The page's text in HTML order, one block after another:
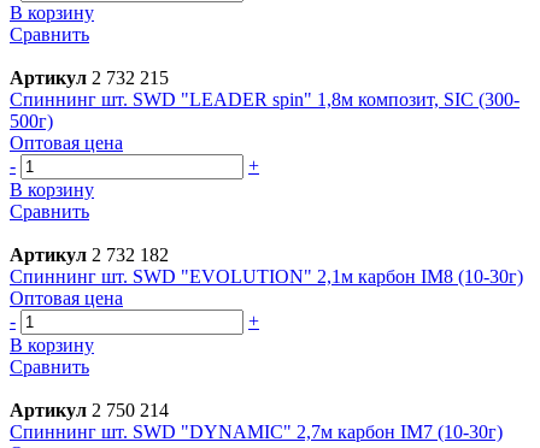
В корзину
Сравнить
Артикул 2 732 215
Спиннинг шт. SWD "LEADER spin" 1,8м композит, SIC (300-
500г)
Оптовая цена
-
+
В корзину
Сравнить
Артикул 2 732 182
Спиннинг шт. SWD "EVOLUTION" 2,1м карбон IM8 (10-30г)
Оптовая цена
-
+
В корзину
Сравнить
Артикул 2 750 214
Спиннинг шт. SWD "DYNAMIC" 2,7м карбон IM7 (10-30г)